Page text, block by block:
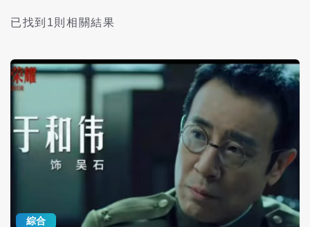
已找到1則相關結果
綜合